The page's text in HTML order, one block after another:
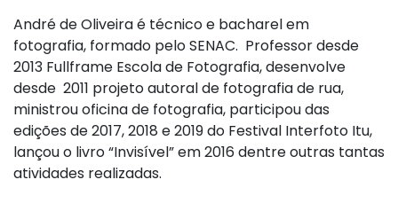
André de Oliveira é técnico e bacharel em
fotografia, formado pelo SENAC. Professor desde
2013 Fullframe Escola de Fotografia, desenvolve
desde 2011 projeto autoral de fotografia de rua,
ministrou oficina de fotografia, participou das
edições de 2017, 2018 e 2019 do Festival Interfoto Itu,
lançou o livro “Invisível” em 2016 dentre outras tantas
atividades realizadas.